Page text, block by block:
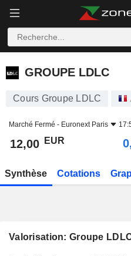
GROUPE LDLC
GROUPE LDLC
Cours Groupe LDLC
Marché Fermé - Euronext Paris
12,00 EUR
Synthèse Cotations
Valorisation: Groupe